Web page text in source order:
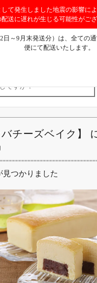
て発生しました地震の影響に
配送に遅れが生じる可能性がござ
日～9月末発送分）は、全ての
便にて配送いたします。
バチーズベイク】
見つかりました